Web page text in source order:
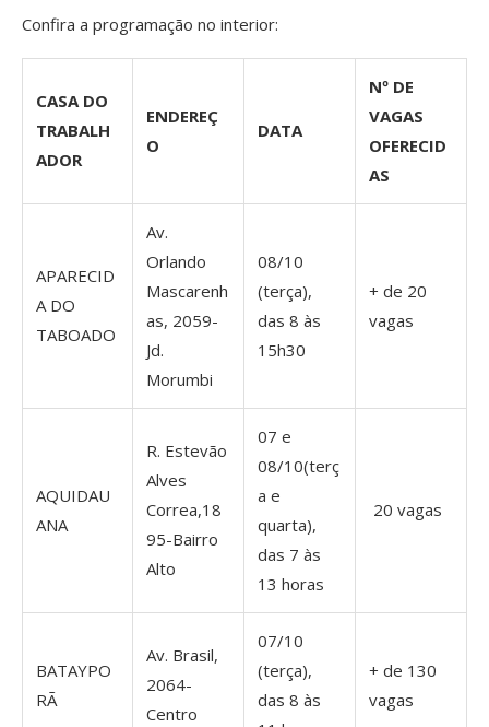
Confira a programação no interior:
CASA DO
TRABALH
ADOR
ENDEREÇ
O
DATA
Nº DE
VAGAS
OFERECID
AS
APARECID
A DO
TABOADO
Av.
Orlando
Mascarenh
as, 2059-
Jd.
Morumbi
08/10
(terça),
das 8 às
15h30
+ de 20
vagas
AQUIDAU
ANA
R. Estevão
Alves
Correa,18
95-Bairro
Alto
07 e
08/10(terç
a e
quarta),
das 7 às
13 horas
20 vagas
BATAYPO
RÃ
Av. Brasil,
2064-
Centro
07/10
(terça),
das 8 às
+ de 130
vagas